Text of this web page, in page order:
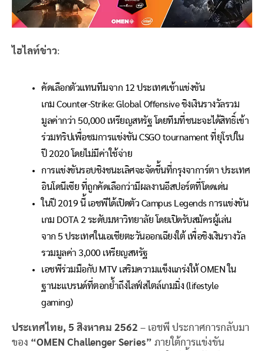
ไฮไลท์ข่าว:
คัดเลือกตัวแทนทีมจาก 12 ประเทศเข้าแข่งขัน
เกม Counter-Strike: Global Offensive ชิงเงินรางวัลรวม
มูลค่ากว่า 50,000 เหรียญสหรัฐ โดยทีมที่ชนะจะได้สิทธิ์เข้า
ร่วมทริปเพื่อชมการแข่งขัน CSGO tournament ที่ยุโรปใน
ปี 2020 โดยไม่มีค่าใช้จ่าย
การแข่งขันรอบชิงชนะเลิศจะจัดขึ้นที่กรุงจาการ์ตา ประเทศ
อินโดนีเซีย ที่ถูกคัดเลือกว่ามีผลงานอีสปอร์ตที่โดดเด่น
ในปี 2019 นี้ เอชพีได้เปิดตัว Campus Legends การแข่งขัน
เกม DOTA 2 ระดับมหาวิทยาลัย โดยเปิดรับสมัครผู้เล่น
จาก 5 ประเทศในเอเชียตะวันออกเฉียงใต้ เพื่อชิงเงินรางวัล
รวมมูลค่า 3,000 เหรียญสหรัฐ
เอชพีร่วมมือกับ MTV เสริมความแข็งแกร่งให้ OMEN ใน
ฐานะแบรนด์ที่ตอกย้ำถึงไลฟ์สไตล์เกมมิ่ง (lifestyle
gaming)
ประเทศไทย, 5 สิงหาคม 2562 – เอชพี ประกาศการกลับมา
ของ “OMEN Challenger Series” ภายใต้การแข่งขัน